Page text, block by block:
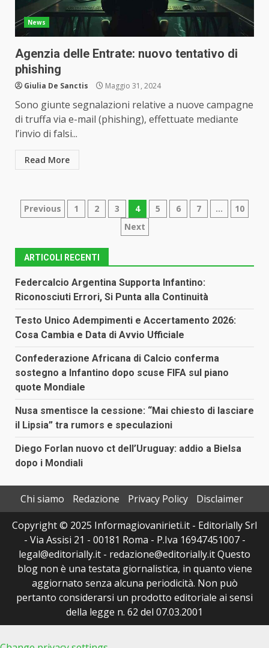
News
Agenzia delle Entrate: nuovo tentativo di
phishing
Giulia De Sanctis Maggio 31, 2024
Sono giunte segnalazioni relative a nuove campagne
di truffa via e-mail (phishing), effettuate mediante
l’invio di falsi...
Read More
Paginazione
articoli
Previous 1 2 3 4 5 6 7 …
10
Next
ARTICOLI RECENTI
Federcalcio Argentina Supporta Infantino:
Riconosciuti Errori, Si Punta alla Continuità
Testo Unico Adempimenti e Accertamento 2026:
Cosa Cambia e Data di Avvio Ufficiale
Confederazione Africana di Calcio conferma
sostegno a Infantino dopo scuse FIFA sul piano
quote Mondiale
Nusa smentisce la cessione: “Mai chiesto di lasciare
il Lipsia” tra rumors e speculazioni
Diego Forlan nuovo ct dell’Uruguay: addio a Bielsa
dopo i Mondiali
Chi siamo Redazione Privacy Policy
Disclaimer
Copyright © 2025 Informagiovanirieti.it - Editorially Srl
- Via Assisi 21 - 00181 Roma - P.Iva 16947451007 -
legal@editorially.it - redazione@editorially.it Questo
blog non è una testata giornalistica, in quanto viene
aggiornato senza alcuna periodicità. Non può
pertanto considerarsi un prodotto editoriale ai sensi
della legge n. 62 del 07.03.2001